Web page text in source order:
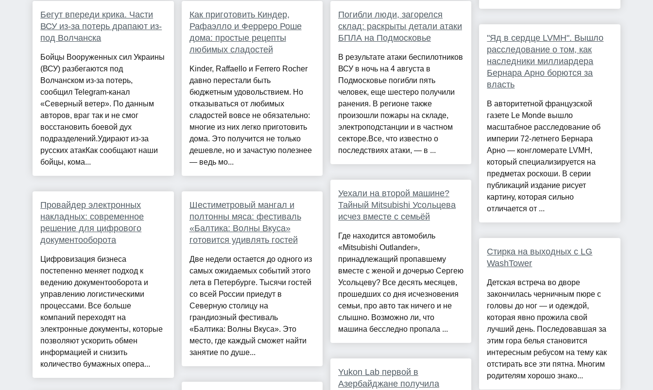
Бегут впереди крика. Части
ВСУ из-за потерь драпают из-
под Волчанска
Бойцы Вооруженных сил Украины
(ВСУ) разбегаются под
Волчанском из-за потерь,
сообщил Telegram-канал
«Северный ветер». По данным
авторов, враг так и не смог
восстановить боевой дух
подразделений.Удирают из-за
русских атакКак сообщают наши
бойцы, кома...
Провайдер электронных
накладных: современное
решение для цифрового
документооборота
Цифровизация бизнеса
постепенно меняет подход к
ведению документооборота и
управлению логистическими
процессами. Все больше
компаний переходят на
электронные документы, которые
позволяют ускорить обмен
информацией и снизить
количество бумажных опера...
Как приготовить Киндер,
Рафаэлло и Ферреро Роше
дома: простые рецепты
любимых сладостей
Kinder, Raffaello и Ferrero Rocher
давно перестали быть
бюджетным удовольствием. Но
отказываться от любимых
сладостей вовсе не обязательно:
многие из них легко приготовить
дома. Это получится не только
дешевле, но и зачастую полезнее
— ведь мо...
Шестиметровый мангал и
полтонны мяса: фестиваль
«Балтика: Волны Вкуса»
готовится удивлять гостей
Две недели остается до одного из
самых ожидаемых событий этого
лета в Петербурге. Тысячи гостей
со всей России приедут в
Северную столицу на
грандиозный фестиваль
«Балтика: Волны Вкуса». Это
место, где каждый сможет найти
занятие по душе...
Погибли люди, загорелся
склад: раскрыты детали атаки
БПЛА на Подмосковье
В результате атаки беспилотников
ВСУ в ночь на 4 августа в
Подмосковье погибли пять
человек, еще шестеро получили
ранения. В регионе также
произошли пожары на складе,
электроподстанции и в частном
секторе.Все, что известно о
последствиях атаки, — в ...
Уехали на второй машине?
Тайный Mitsubishi Усольцева
исчез вместе с семьёй
Где находится автомобиль
«Mitsubishi Outlander»,
принадлежащий пропавшему
вместе с женой и дочерью Сергею
Усольцеву? Все десять месяцев,
прошедших со дня исчезновения
семьи, про авто так ничего и не
слышно. Возможно ли, что
машина бесследно пропала ...
Yukon Lab первой в
Азербайджане получила
"Яд в сердце LVMH". Вышло
расследование о том, как
наследники миллиардера
Бернара Арно борются за
власть
В авторитетной французской
газете Le Monde вышло
масштабное расследование об
империи 72-летнего Бернара
Арно — конгломерате LVMH,
который специализируется на
предметах роскоши. В серии
публикаций издание рисует
картину, которая сильно
отличается от ...
Стирка на выходных с LG
WashTower
Детская встреча во дворе
закончилась черничным пюре с
головы до ног — и одеждой,
которая явно прожила свой
лучший день. Последовавшая за
этим гора белья становится
интересным ребусом на тему как
отстирать все эти пятна. Многим
родителям хорошо знако...